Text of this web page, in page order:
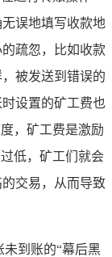
误地填写收款地
疏忽，比如收款
被发送到错误的
设置的矿工费也
，矿工费是激励
低，矿工们就会
交易，从而导致
到账的“幕后黑